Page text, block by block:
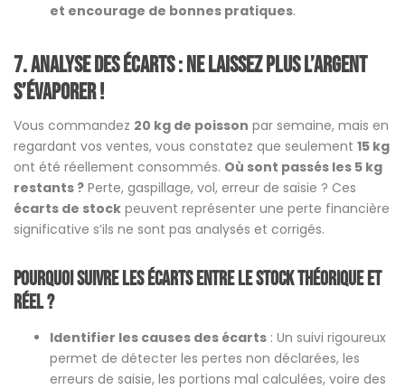
et encourage de bonnes pratiques.
7. Analyse des écarts : ne laissez plus l’argent
s’évaporer !
Vous commandez 20 kg de poisson par semaine, mais en
regardant vos ventes, vous constatez que seulement 15 kg
ont été réellement consommés. Où sont passés les 5 kg
restants ? Perte, gaspillage, vol, erreur de saisie ? Ces
écarts de stock peuvent représenter une perte financière
significative s’ils ne sont pas analysés et corrigés.
Pourquoi suivre les écarts entre le stock théorique et
réel ?
Identifier les causes des écarts : Un suivi rigoureux
permet de détecter les pertes non déclarées, les
erreurs de saisie, les portions mal calculées, voire des